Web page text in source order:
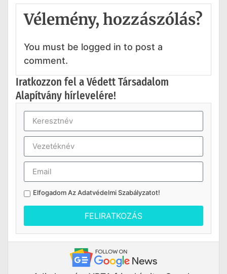
Vélemény, hozzászólás?
You must be logged in to post a
comment.
Iratkozzon fel a Védett Társadalom
Alapítvány hírlevelére!
Elfogadom AzAdatvédelmi Szabályzatot!
FELIRATKOZÁS